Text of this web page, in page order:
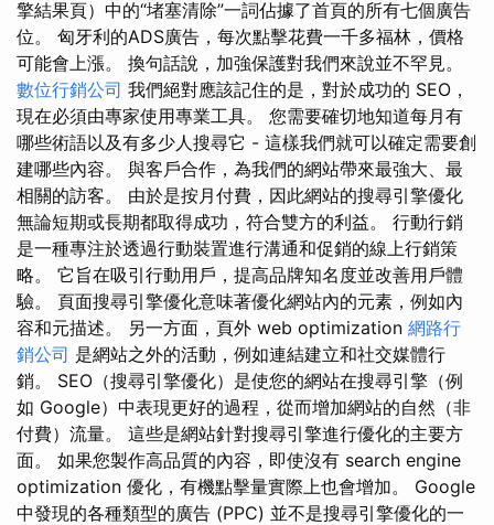
擎結果頁）中的“堵塞清除”一詞佔據了首頁的所有七個廣告
位。 匈牙利的ADS廣告，每次點擊花費一千多福林，價格
可能會上漲。 換句話說，加強保護對我們來說並不罕見。
數位行銷公司 我們絕對應該記住的是，對於成功的 SEO，
現在必須由專家使用專業工具。 您需要確切地知道每月有
哪些術語以及有多少人搜尋它 - 這樣我們就可以確定需要創
建哪些內容。 與客戶合作，為我們的網站帶來最強大、最
相關的訪客。 由於是按月付費，因此網站的搜尋引擎優化
無論短期或長期都取得成功，符合雙方的利益。 行動行銷
是一種專注於透過行動裝置進行溝通和促銷的線上行銷策
略。 它旨在吸引行動用戶，提高品牌知名度並改善用戶體
驗。 頁面搜尋引擎優化意味著優化網站內的元素，例如內
容和元描述。 另一方面，頁外 web optimization 網路行
銷公司 是網站之外的活動，例如連結建立和社交媒體行
銷。 SEO（搜尋引擎優化）是使您的網站在搜尋引擎（例
如 Google）中表現更好的過程，從而增加網站的自然（非
付費）流量。 這些是網站針對搜尋引擎進行優化的主要方
面。 如果您製作高品質的內容，即使沒有 search engine
optimization 優化，有機點擊量實際上也會增加。 Google
中發現的各種類型的廣告 (PPC) 並不是搜尋引擎優化的一